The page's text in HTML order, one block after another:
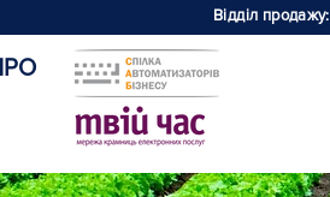
Відділ продажу: